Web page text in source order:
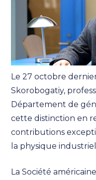
Le 27 octobre
Skorobogatiy,
Département de
cette distinction en
contributions
la physique
La Société